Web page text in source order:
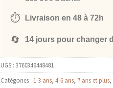
⏱️ Livraison en 48 à 72h
🔄 14 jours pour changer
UGS : 3760346448481
Catégories : 1-3 ans, 4-6 ans, 7 ans et plus,